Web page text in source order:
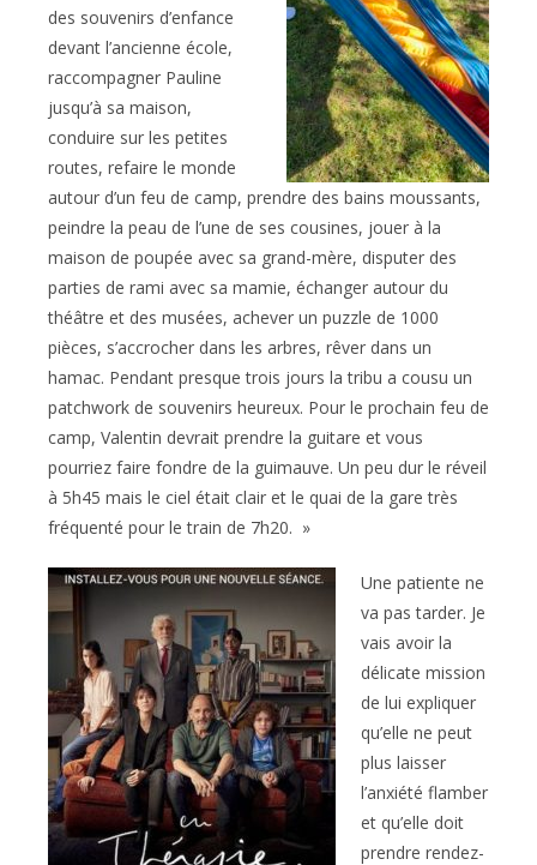
des souvenirs d’enfance
devant l’ancienne école,
raccompagner Pauline
jusqu’à sa maison,
conduire sur les petites
routes, refaire le monde
autour d’un feu de camp, prendre des bains moussants,
peindre la peau de l’une de ses cousines, jouer à la
maison de poupée avec sa grand-mère, disputer des
parties de rami avec sa mamie, échanger autour du
théâtre et des musées, achever un puzzle de 1000
pièces, s’accrocher dans les arbres, rêver dans un
hamac. Pendant presque trois jours la tribu a cousu un
patchwork de souvenirs heureux. Pour le prochain feu de
camp, Valentin devrait prendre la guitare et vous
pourriez faire fondre de la guimauve. Un peu dur le réveil
à 5h45 mais le ciel était clair et le quai de la gare très
fréquenté pour le train de 7h20. »
Une patiente ne
va pas tarder. Je
vais avoir la
délicate mission
de lui expliquer
qu’elle ne peut
plus laisser
l’anxiété flamber
et qu’elle doit
prendre rendez-